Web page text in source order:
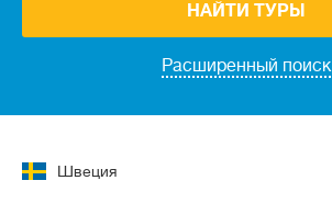
Расширенный поиск
НАЙТИ ТУРЫ
Швеция